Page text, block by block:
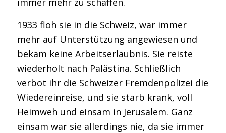
1933 floh sie in die Schweiz, war immer
mehr auf Unterstützung angewiesen und
bekam keine Arbeitserlaubnis. Sie reiste
wiederholt nach Palästina. Schließlich
verbot ihr die Schweizer Fremdenpolizei die
Wiedereinreise, und sie starb krank, voll
Heimweh und einsam in Jerusalem. Ganz
einsam war sie allerdings nie, da sie immer